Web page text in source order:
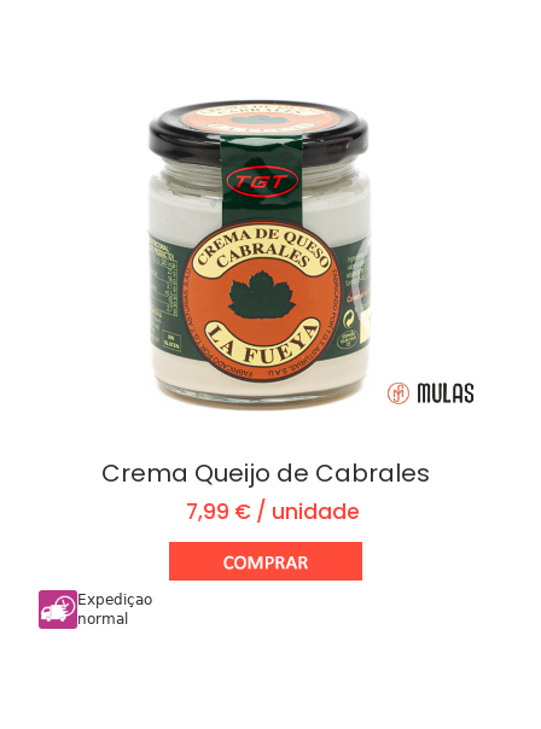
Crema Queijo de Cabrales
7,99 € / unidade
Expediçao
normal